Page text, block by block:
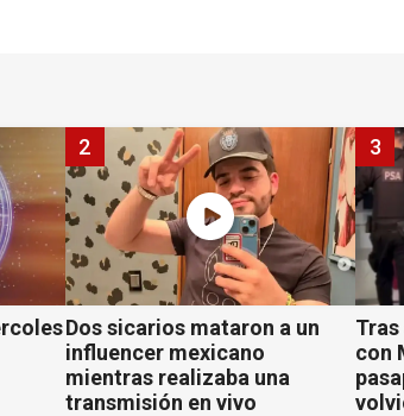
Dos sicarios mataron a un
influencer mexicano
mientras realizaba una
transmisión en vivo
2
con
3